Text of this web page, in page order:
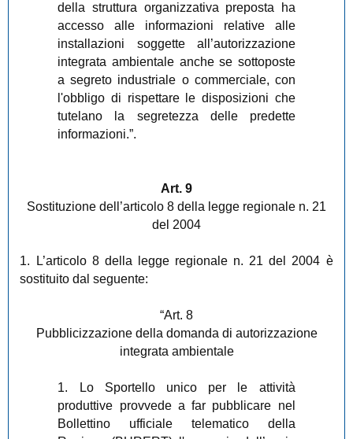
della struttura organizzativa preposta ha
accesso alle informazioni relative alle
installazioni soggette all’autorizzazione
integrata ambientale anche se sottoposte
a segreto industriale o commerciale, con
l'obbligo di rispettare le disposizioni che
tutelano la segretezza delle predette
informazioni.”.
Art. 9
Sostituzione dell’articolo 8 della legge regionale n. 21
del 2004
1. L’articolo 8 della legge regionale n. 21 del 2004 è
sostituito dal seguente:
“Art. 8
Pubblicizzazione della domanda di autorizzazione
integrata ambientale
1. Lo Sportello unico per le attività
produttive provvede a far pubblicare nel
Bollettino ufficiale telematico della